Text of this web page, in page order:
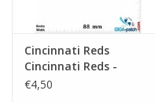
Cincinnati Reds
Cincinnati Reds -
Baseball-Mannschaft
€4,50